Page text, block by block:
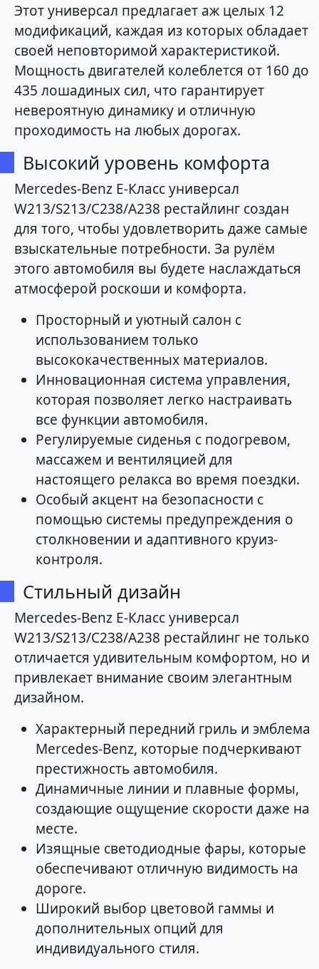
Этот универсал предлагает аж целых 12
модификаций, каждая из которых обладает
своей неповторимой характеристикой.
Мощность двигателей колеблется от 160 до
435 лошадиных сил, что гарантирует
невероятную динамику и отличную
проходимость на любых дорогах.
Высокий уровень комфорта
Mercedes-Benz E-Класс универсал
W213/S213/C238/A238 рестайлинг создан
для того, чтобы удовлетворить даже самые
взыскательные потребности. За рулём
этого автомобиля вы будете наслаждаться
атмосферой роскоши и комфорта.
Просторный и уютный салон с
использованием только
высококачественных материалов.
Инновационная система управления,
которая позволяет легко настраивать
все функции автомобиля.
Регулируемые сиденья с подогревом,
массажем и вентиляцией для
настоящего релакса во время поездки.
Особый акцент на безопасности с
помощью системы предупреждения о
столкновении и адаптивного круиз-
контроля.
Стильный дизайн
Mercedes-Benz E-Класс универсал
W213/S213/C238/A238 рестайлинг не только
отличается удивительным комфортом, но и
привлекает внимание своим элегантным
дизайном.
Характерный передний гриль и эмблема
Mercedes-Benz, которые подчеркивают
престижность автомобиля.
Динамичные линии и плавные формы,
создающие ощущение скорости даже на
месте.
Изящные светодиодные фары, которые
обеспечивают отличную видимость на
дороге.
Широкий выбор цветовой гаммы и
дополнительных опций для
индивидуального стиля.